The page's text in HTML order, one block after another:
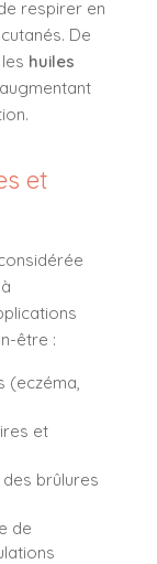
respirer en
De
huiles
et
à
être :
(eczéma,
et
brûlures
de